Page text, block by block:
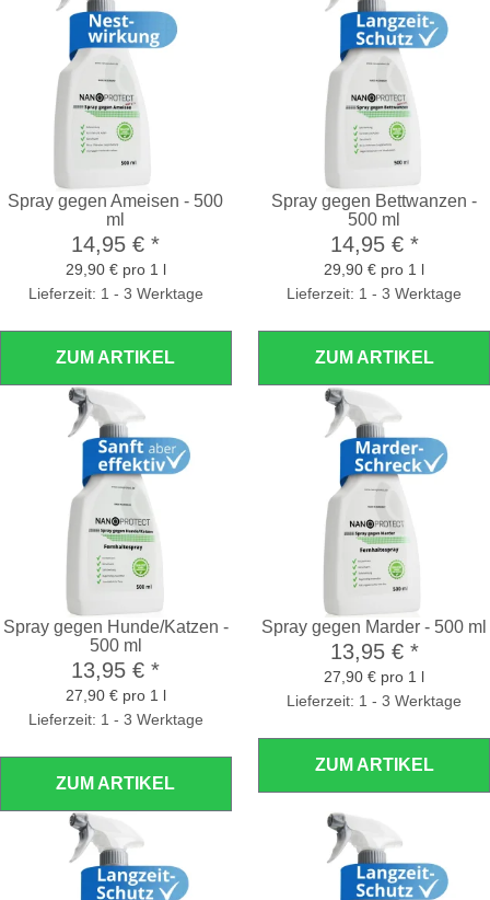
Spray gegen Ameisen - 500
ml
14,95 €*
29,90 € pro 1 l
Lieferzeit: 1 - 3 Werktage
ZUM ARTIKEL
Spray gegen Bettwanzen -
500 ml
14,95 € *
29,90 € pro 1 l
Lieferzeit: 1 - 3 Werktage
ZUM ARTIKEL
Spray gegen Hunde/Katzen -
500 ml
13,95 €*
27,90 € pro 1 l
Lieferzeit: 1 - 3 Werktage
ZUM ARTIKEL
Spray gegen Marder - 500 ml
13,95 € *
27,90 € pro 1 l
Lieferzeit: 1 - 3 Werktage
ZUM ARTIKEL